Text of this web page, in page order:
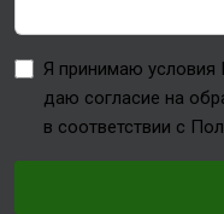
Я принимаю условия
даю согласие на
в соответствии с